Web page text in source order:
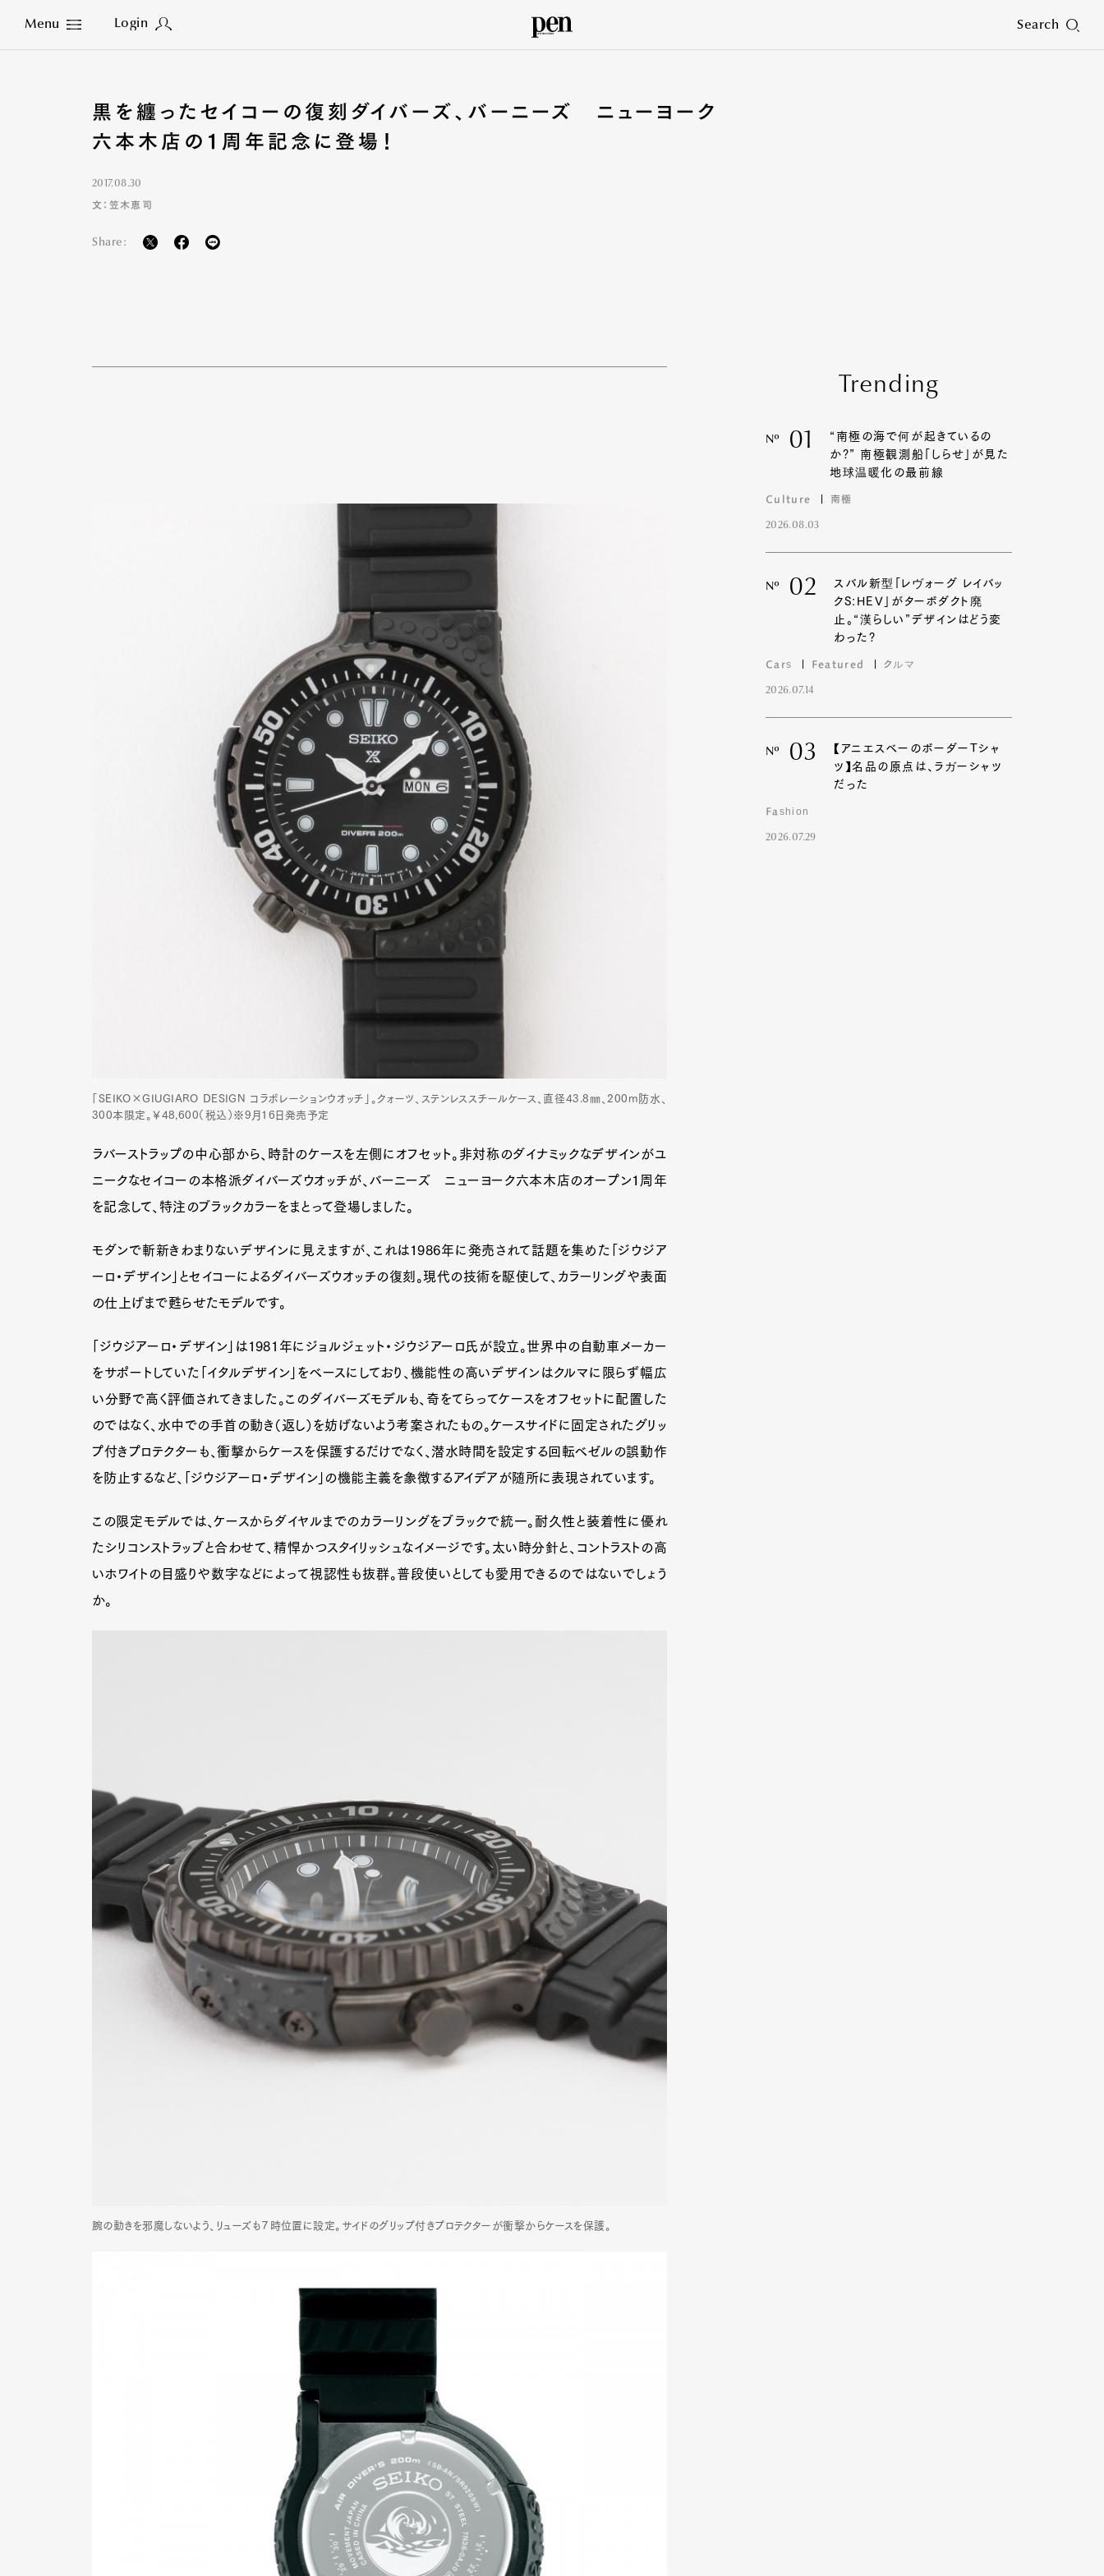
Menu Login Search
Close
Lifestyle
Pen Membership Magazine Official Columnist
Pen Meet Pen international Pen tw
黒を纏ったセイコーの復刻ダイバーズ、バーニーズ ニューヨーク
六本木店の１周年記念に登場！
2017.08.30
文：笠木恵司
Share:
「SEIKO×GIUGIARO DESIGN コラボレーションウオッチ」。クォーツ、ステンレススチールケース、直径43.8㎜、200m防水、
300本限定。￥48,600（税込）※9月16日発売予定
ラバーストラップの中心部から、時計のケースを左側にオフセット。非対称のダイナミックなデザインがユ
ニークなセイコーの本格派ダイバーズウオッチが、バーニーズ ニューヨーク六本木店のオープン１周年
を記念して、特注のブラックカラーをまとって登場しました。
モダンで斬新きわまりないデザインに見えますが、これは1986年に発売されて話題を集めた「ジウジア
ーロ・デザイン」とセイコーによるダイバーズウオッチの復刻。現代の技術を駆使して、カラーリングや表面
の仕上げまで甦らせたモデルです。
「ジウジアーロ・デザイン」は1981年にジョルジェット・ジウジアーロ氏が設立。世界中の自動車メーカー
をサポートしていた「イタルデザイン」をベースにしており、機能性の高いデザインはクルマに限らず幅広
い分野で高く評価されてきました。このダイバーズモデルも、奇をてらってケースをオフセットに配置した
のではなく、水中での手首の動き（返し）を妨げないよう考案されたもの。ケースサイドに固定されたグリッ
プ付きプロテクターも、衝撃からケースを保護するだけでなく、潜水時間を設定する回転ベゼルの誤動作
を防止するなど、「ジウジアーロ・デザイン」の機能主義を象徴するアイデアが随所に表現されています。
この限定モデルでは、ケースからダイヤルまでのカラーリングをブラックで統一。耐久性と装着性に優れ
たシリコンストラッブと合わせて、精悍かつスタイリッシュなイメージです。太い時分針と、コントラストの高
いホワイトの目盛りや数字などによって視認性も抜群。普段使いとしても愛用できるのではないでしょう
か。
腕の動きを邪魔しないよう、リューズも７時位置に設定。サイドのグリップ付きプロテクターが衝撃からケースを保護。
Trending
Nº 01
“南極の海で何が起きているの
か?” 南極観測船「しらせ」が見た
地球温暖化の最前線
Culture 南極
2026.08.03
Nº 02
スバル新型「レヴォーグ レイバッ
クS:HEV」がターボダクト廃
止。“漢らしい”デザインはどう変
わった?
Cars Featured クルマ
2026.07.14
Nº 03
【アニエスベーのボーダーTシャ
ツ】名品の原点は、ラガーシャツ
だった
Fashion
2026.07.29